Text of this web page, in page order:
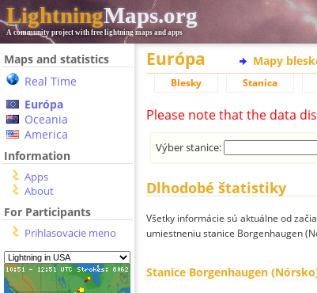
LightningMaps.org
A community project with free lightning maps and apps
Maps and statistics
Real Time
Európa
Oceania
America
Information
Apps
About
For Participants
Prihlasovacie meno
Európa Mapy
Blesky Stanica
Please note that the data
Výber stanice:
Dlhodobé štatistiky
Všetky informácie sú aktuálne od
umiestneniu stanice Borgenhaugen
Stanice Borgenhaugen